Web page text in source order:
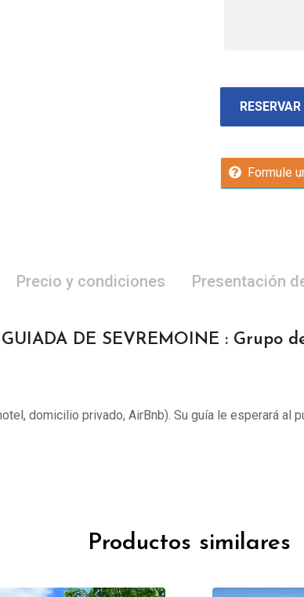
RESERVAR
Formule
Precio y condiciones Presentación
DE SEVREMOINE : Grupo
domicilio privado, AirBnb). Su guía le esperará al
Productos similares